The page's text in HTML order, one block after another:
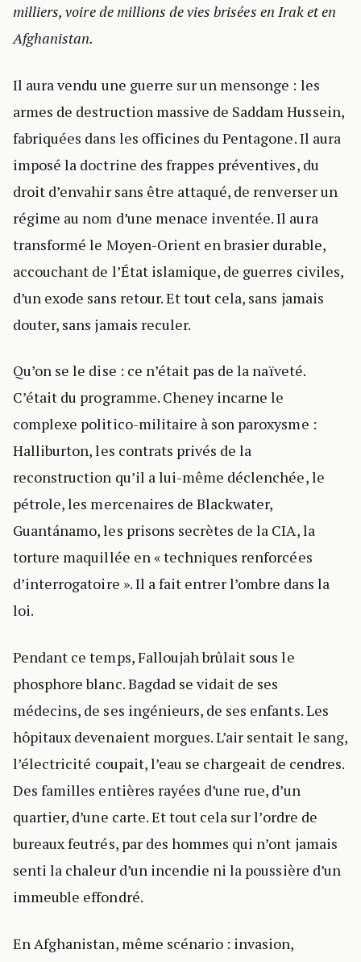
milliers, voire de millions de vies brisées en Irak et en
Afghanistan.
Il aura vendu une guerre sur un mensonge : les
armes de destruction massive de Saddam Hussein,
fabriquées dans les officines du Pentagone. Il aura
imposé la doctrine des frappes préventives, du
droit d’envahir sans être attaqué, de renverser un
régime au nom d’une menace inventée. Il aura
transformé le Moyen-Orient en brasier durable,
accouchant de l’État islamique, de guerres civiles,
d’un exode sans retour. Et tout cela, sans jamais
douter, sans jamais reculer.
Qu’on se le dise : ce n’était pas de la naïveté.
C’était du programme. Cheney incarne le
complexe politico-militaire à son paroxysme :
Halliburton, les contrats privés de la
reconstruction qu’il a lui-même déclenchée, le
pétrole, les mercenaires de Blackwater,
Guantánamo, les prisons secrètes de la CIA, la
torture maquillée en « techniques renforcées
d’interrogatoire ». Il a fait entrer l’ombre dans la
loi.
Pendant ce temps, Falloujah brûlait sous le
phosphore blanc. Bagdad se vidait de ses
médecins, de ses ingénieurs, de ses enfants. Les
hôpitaux devenaient morgues. L’air sentait le sang,
l’électricité coupait, l’eau se chargeait de cendres.
Des familles entières rayées d’une rue, d’un
quartier, d’une carte. Et tout cela sur l’ordre de
bureaux feutrés, par des hommes qui n’ont jamais
senti la chaleur d’un incendie ni la poussière d’un
immeuble effondré.
En Afghanistan, même scénario : invasion,